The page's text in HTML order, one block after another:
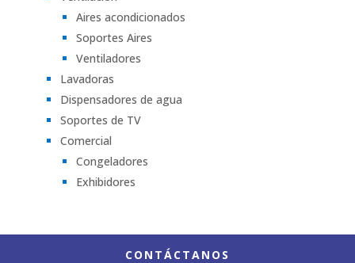
Aires acondicionados
Soportes Aires
Ventiladores
Lavadoras
Dispensadores de agua
Soportes de TV
Comercial
Congeladores
Exhibidores
CONTÁCTANOS